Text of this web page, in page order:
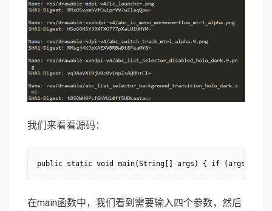
我们来看看源码：
在main函数中，我们看到需要输入四个参数，然后